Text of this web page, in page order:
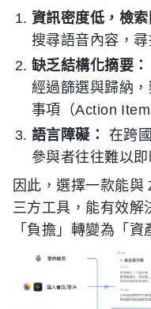
資訊密度低，檢索
搜尋語音內容，
缺乏結構化摘要：
經過篩選與歸納
事項（Action
語言障礙：
在跨
參與者往往難以
因此，選擇一款能與
三方工具，能有效解
「負擔」轉變為「資